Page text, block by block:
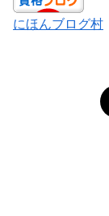
にほんブログ村